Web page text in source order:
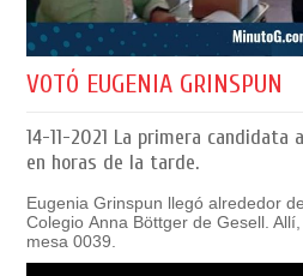
VOTÓ EUGENIA GRINSPUN
14-11-2021 La primera candidata
en horas de la tarde.
Eugenia Grinspun llegó alrededor
Colegio Anna Böttger de Gesell.
mesa 0039.